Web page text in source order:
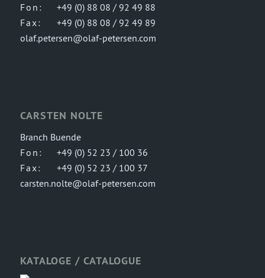
Fon:
+49 (0) 88 08 / 92 49 88
Fax:
+49 (0) 88 08 / 92 49 89
olaf.petersen@olaf-petersen.com
CARSTEN NOLTE
Branch Buende
Fon:
+49 (0) 52 23 / 100 36
Fax:
+49 (0) 52 23 / 100 37
carsten.nolte@olaf-petersen.com
KATALOGE / CATALOGUE